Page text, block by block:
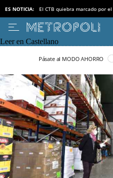
ES NOTICIA: El CTB quiebra marcado por
Leer en Castellano
Pásate al MODO AHORRO